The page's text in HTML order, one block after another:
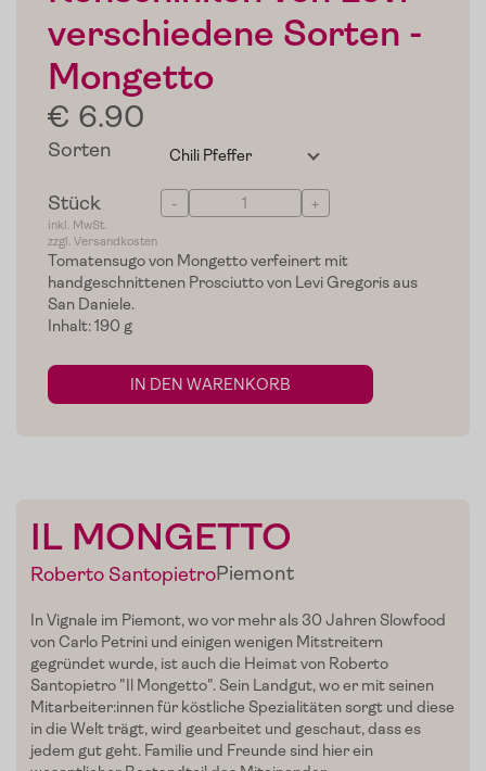
Home
Zum Shop
Edelgreissler
verschiedene Sorten -
Mongetto
€ 6.90
Sorten
Stück - +
inkl. MwSt.
zzgl. Versandkosten
Tomatensugo von Mongetto verfeinert mit
handgeschnittenen Prosciutto von Levi Gregoris aus
San Daniele.
Inhalt: 190 g
IN DEN WARENKORB
IL MONGETTO
Roberto SantopietroPiemont
InVignaleim Piemont, wo vor mehr als 30 Jahren Slowfood
von Carlo Petrini und einigen wenigen Mitstreitern
gegründet wurde, ist auch die Heimat von Roberto
Santopietro" Mongetto". Sein Landgut, wo er mit seinen
Mitarbeiter:innen für köstliche Spezialitäten sorgt und diese
in die Welt trägt, wird gearbeitet und geschaut, dass es
jedem gut geht. Familie und Freunde sind hier ein